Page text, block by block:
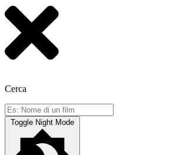
Cerca
Toggle Night Mode